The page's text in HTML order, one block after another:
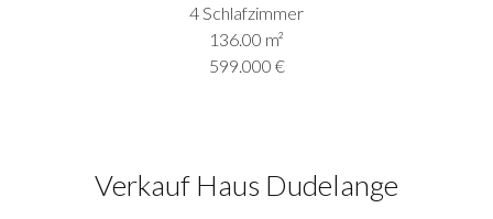
4 Schlafzimmer
136.00 m²
599.000 €
Verkauf Haus Dudelange